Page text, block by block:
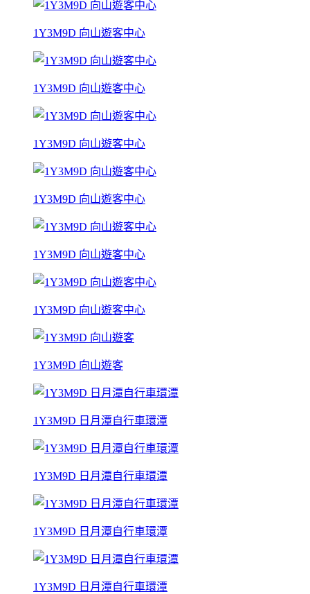
1Y3M9D 向山遊客中心
1Y3M9D 向山遊客中心
1Y3M9D 向山遊客中心
1Y3M9D 向山遊客中心
1Y3M9D 向山遊客中心
1Y3M9D 向山遊客中心
1Y3M9D 向山遊客
1Y3M9D 日月潭自行車環潭
1Y3M9D 日月潭自行車環潭
1Y3M9D 日月潭自行車環潭
1Y3M9D 日月潭自行車環潭